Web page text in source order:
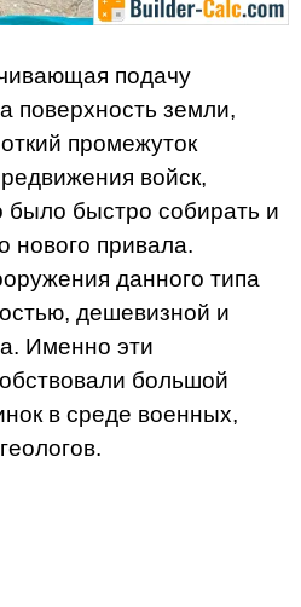
подачу
поверхность земли,
промежуток
войск,
было быстро собирать и
нового привала.
данного типа
дешевизной и
Именно эти
большой
в среде военных,